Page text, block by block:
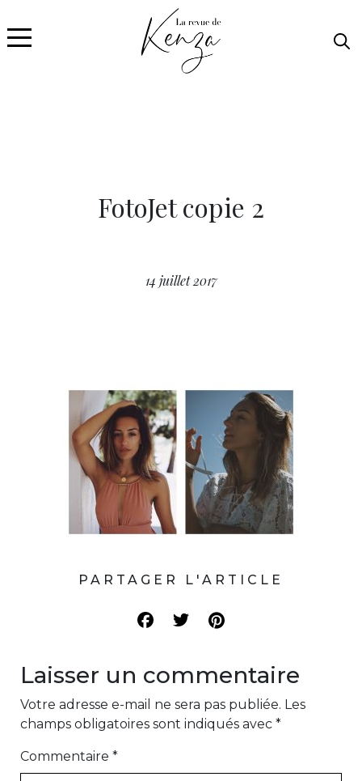
FotoJet copie 2
14 juillet 2017
PARTAGER L'ARTICLE
Laisser un commentaire
Votre adresse e-mail ne sera pas publiée. Les
champs obligatoires sont indiqués avec *
Commentaire *